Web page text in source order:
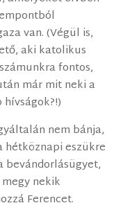
van. (Végül is,
aki katolikus
fontos,
már mit neki a
nem bánja,
hétköznapi eszükre
bevándorlásügyet,
nekik